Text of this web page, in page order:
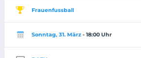
Frauenfussball
Sonntag, 31. März - 18:00 Uhr